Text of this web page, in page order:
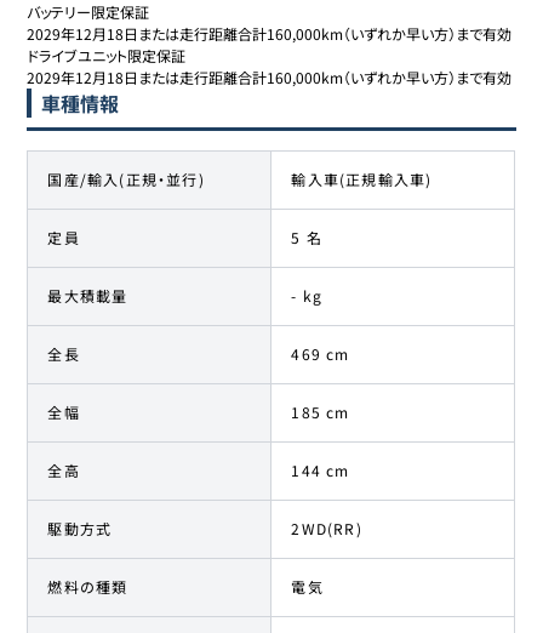
バッテリー限定保証
2029年12月18日または走行距離合計160,000km（いずれか早い方）まで有効
ドライブユニット限定保証
2029年12月18日または走行距離合計160,000km（いずれか早い方）まで有効
車種情報
国産/輸入(正規・並行) 輸入車(正規輸入車)
定員 5 名
最大積載量 - kg
全長 469 cm
全幅 185 cm
全高 144 cm
駆動方式 2WD(RR)
燃料の種類 電気